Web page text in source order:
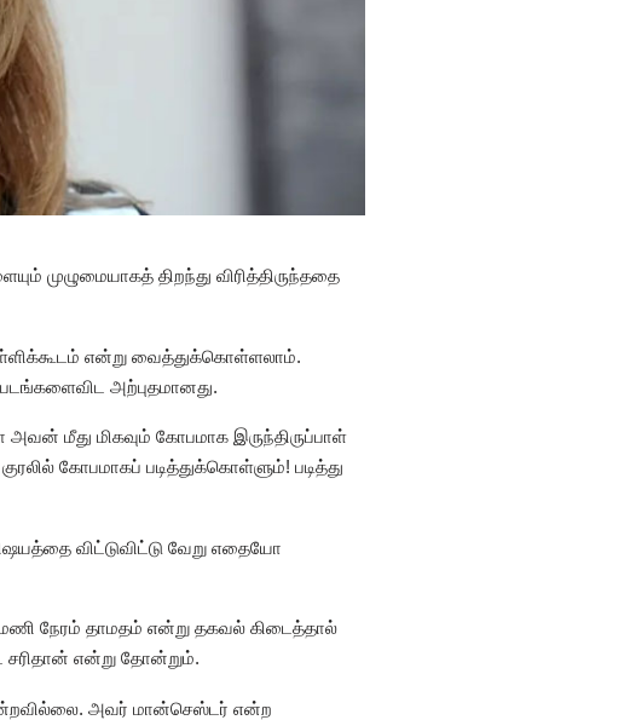
முழுமையாகத் திறந்து விரித்திருந்ததை
என்று வைத்துக்கொள்ளலாம்.
அற்புதமானது.
மீது மிகவும் கோபமாக இருந்திருப்பாள்
கோபமாகப் படித்துக்கொள்ளும்! படித்து
விட்டுவிட்டு வேறு எதையோ
நேரம் தாமதம் என்று தகவல் கிடைத்தால்
சரிதான் என்று தோன்றும்.
அவர் மான்செஸ்டர் என்ற